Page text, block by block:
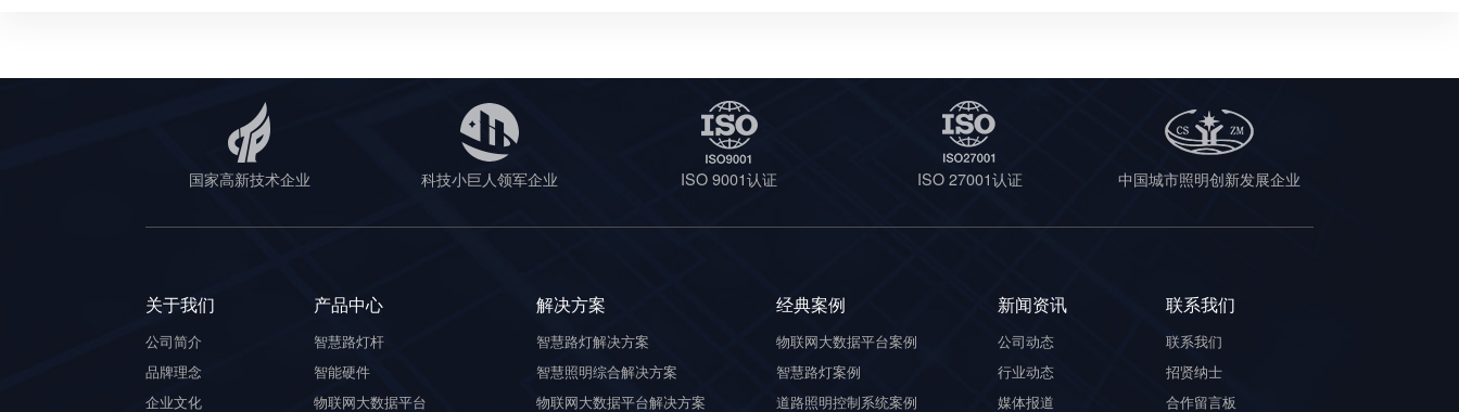
国家高新技术企业 科技小巨人领军企业 ISO 9001认证 ISO 27001认证 中国城市照明创新发展企业
关于我们
公司简介
品牌理念
企业文化
产品中心
智慧路灯杆
智能硬件
物联网大数据平台
解决方案
智慧路灯解决方案
智慧照明综合解决方案
物联网大数据平台解决方案
经典案例
物联网大数据平台案例
智慧路灯案例
道路照明控制系统案例
新闻资讯
公司动态
行业动态
媒体报道
联系我们
联系我们
招贤纳士
合作留言板